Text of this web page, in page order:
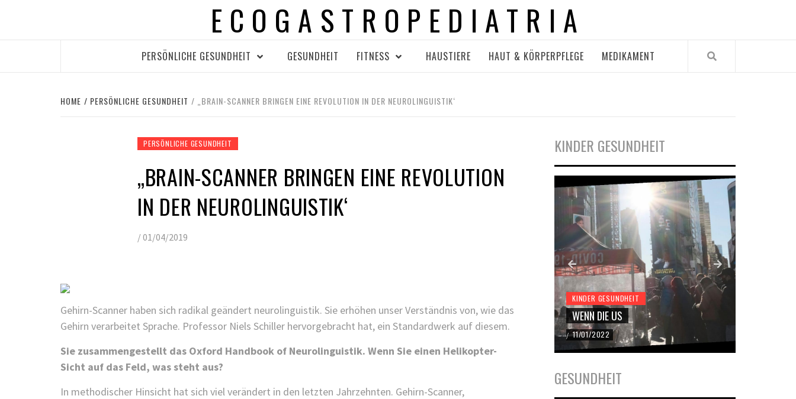
ECOGASTROPEDIATRIA
PERSÖNLICHE GESUNDHEIT GESUNDHEIT FITNESS HAUSTIERE HAUT & KÖRPERPFLEGE MEDIKAMENT
HOME PERSÖNLICHE GESUNDHEIT „BRAIN-SCANNER BRINGEN EINE REVOLUTION IN DER NEUROLINGUISTIK‘
PERSÖNLICHE GESUNDHEIT
„BRAIN-SCANNER BRINGEN EINE REVOLUTION
IN DER NEUROLINGUISTIK‘
/01/04/2019
Gehirn-Scanner haben sich radikal geändert neurolinguistik. Sie erhöhen unser Verständnis von, wie das
Gehirn verarbeitet Sprache. Professor Niels Schiller hervorgebracht hat, ein Standardwerk auf diesem.
Sie zusammengestellt das Oxford Handbook of Neurolinguistik. Wenn Sie einen Helikopter-
Sicht auf das Feld, was steht aus?
In methodischer Hinsicht hat sich viel verändert in den letzten Jahrzehnten. Gehirn-Scanner,
KINDER GESUNDHEIT
SO LANGE DAUERT?
KINDER GESUNDHEIT
WENN DIE US
/ 11/01/2022
GESUNDHEIT